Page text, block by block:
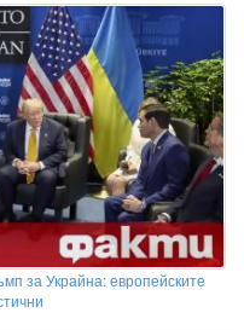
за Украйна: европейските